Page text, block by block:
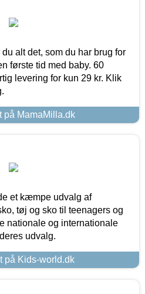
alt det, som du har brug for
første tid med baby. 60
levering for kun 29 kr. Klik
på MamaMilla.dk
et kæmpe udvalg af
tøj og sko til teenagers og
nationale og internationale
udvalg.
på Kids-world.dk